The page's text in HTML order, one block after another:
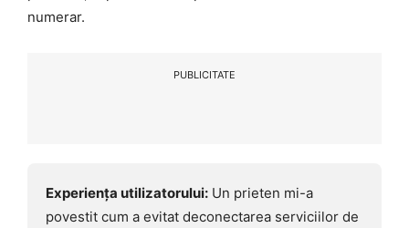
numerar.
PUBLICITATE
Experiența utilizatorului: Un prieten mi-a
povestit cum a evitat deconectarea serviciilor de